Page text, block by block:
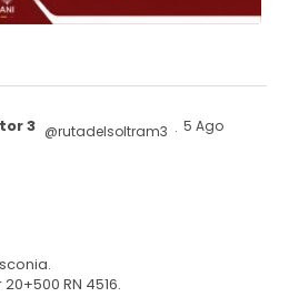
3 @rutadelsoltram3 · 5 Ago
RN 4516.